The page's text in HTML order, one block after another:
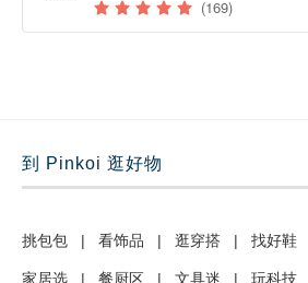
到 Pinkoi 逛好物
挑包包 | 看饰品 | 逛穿搭 | 找好鞋
家居选 | 餐厨区 | 文具迷 | 玩科技